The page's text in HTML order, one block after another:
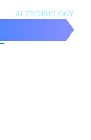
AI TECHNOLOGY